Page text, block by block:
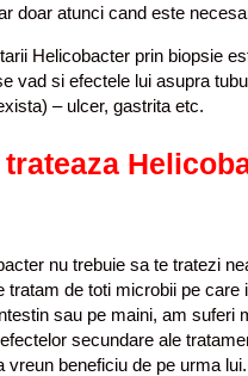
doar atunci cand este
Helicobacter prin biopsie
vad si efectele lui asupra
– ulcer, gastrita etc.
trateaza
nu trebuie sa te tratezi
tratam de toti microbii pe care
sau pe maini, am suferi
secundare ale
vreun beneficiu de pe urma lui.